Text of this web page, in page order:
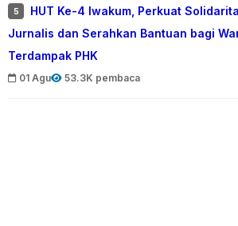
5
HUT Ke-4 Iwakum, Perkuat
Jurnalis dan Serahkan Bantuan bagi
Terdampak PHK
01 Agu 53.3K pembaca